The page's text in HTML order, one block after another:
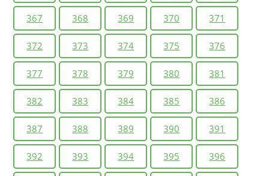
367 368 369 370 371
372 373 374 375 376
377 378 379 380 381
382 383 384 385 386
387 388 389 390 391
392 393 394 395 396